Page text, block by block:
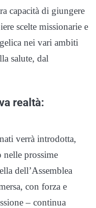
capacità di giungere
scelte missionarie e
nei vari ambiti
salute, dal
realtà:
verrà introdotta,
nelle prossime
dell’Assemblea
con forza e
– continua